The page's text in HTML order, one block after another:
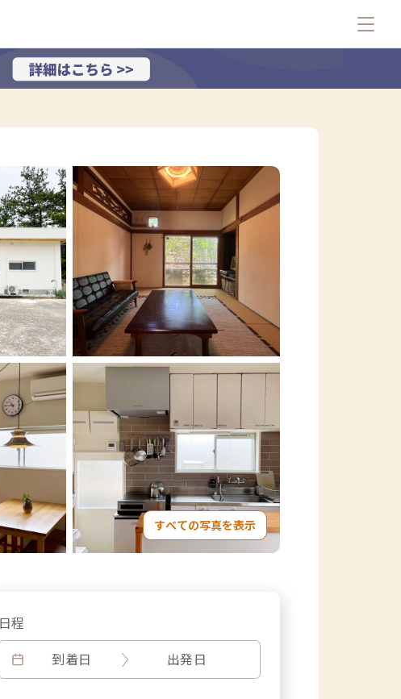
すべての写真を表示
日程
到着日
出発日